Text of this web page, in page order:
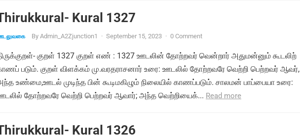
Kural 1327
By Admin_A2Zjunction1 · September 15, 2023 · 0 Comment
குறள் 1327 குறள் எண் : 1327 ஊடலின் தோற்றவர் வென்றார் அதுமன்னும் கூடலிற்
படும். குறள் விளக்கம் மு.வரதராசனார் உரை: ஊடலில் தோற்றவரே வெற்றி பெற்றவர் ஆவர்,
உண்மை,ஊடல் முடிந்த பின் கூடிமகிழும் நிலையில் காணப்படும். சாலமன் பாப்பையா உரை:
தோற்றவரே வெற்றி பெற்றவர் ஆவார்; அந்த வெற்றியைக்... Read more
Kural 1326